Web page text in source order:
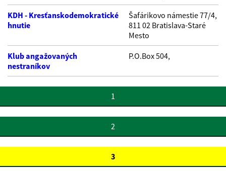
KDH - Kresťanskodemokratické
hnutie
Šafárikovo námestie 77/4,
811 02 Bratislava-Staré
Mesto
Klub angažovaných
nestraníkov
P.O.Box 504,
1
2
3